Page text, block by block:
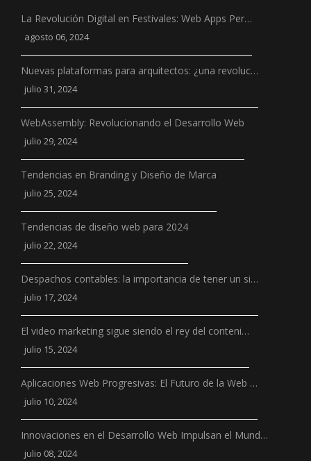
La Revolución Digital en Festivales: Web Apps Per…
agosto 06, 2024
Nuevas plataformas para arquitectos: ¿una revoluc…
julio 31, 2024
WebAssembly: Revolucionando el Desarrollo Web
julio 29, 2024
Tendencias en Branding y Diseño de Marca
julio 25, 2024
Tendencias de diseño web para 2024
julio 22, 2024
Despachos contables: la importancia de tener un si…
julio 17, 2024
El video marketing sigue siendo el rey del conteni…
julio 15, 2024
Aplicaciones Web Progresivas: El Futuro de la Web …
julio 10, 2024
Innovaciones en el Desarrollo Web Impulsan el Mund…
julio 08, 2024